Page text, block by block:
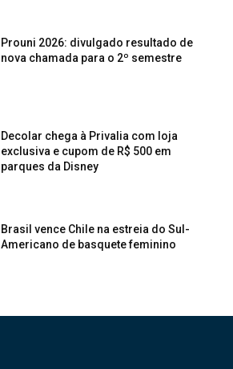
Prouni 2026: divulgado resultado de
nova chamada para o 2º semestre
Decolar chega à Privalia com loja
exclusiva e cupom de R$ 500 em
parques da Disney
Brasil vence Chile na estreia do Sul-
Americano de basquete feminino